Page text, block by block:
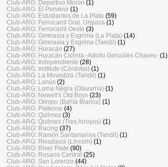
Club-ARG: Deportivo Morón (1)
Club-ARG: El Porvenir (1)
Club-ARG: Estudiantes de La Plata (59)
Club-ARG: Ferrocarril Gral. Urquiza (1)
Club-ARG: Ferrocarril Oeste (3)
Club-ARG: Gimnasia y Esgrima (La Plata) (14)
Club-ARG: Gimnasia y Esgrima (Tandil) (1)
Club-ARG: Huracán (27)
Club-ARG: Huracán Ciclista -Adolfo Gonzáles Chaves- (1)
Club-ARG: Independiente (28)
Club-ARG: Instituto (Córdoba) (1)
Club-ARG: La Movediza (Tandil) (1)
Club-ARG: Lanús (2)
Club-ARG: Loma Negra (Olavarría) (1)
Club-ARG: Newell's Old Boys (23)
Club-ARG: Olimpo (Bahía Blanca) (1)
Club-ARG: Platense (4)
Club-ARG: Quilmes (3)
Club-ARG: Quilmes (Tres Arroyos) (1)
Club-ARG: Racing (37)
Club-ARG: Ramón Santamarina (Tandil) (1)
Club-ARG: Rivadavia (Lincoln) (1)
Club-ARG: River Plate (90)
Club-ARG: Rosario Central (25)
Club-ARG: San Lorenzo (44)